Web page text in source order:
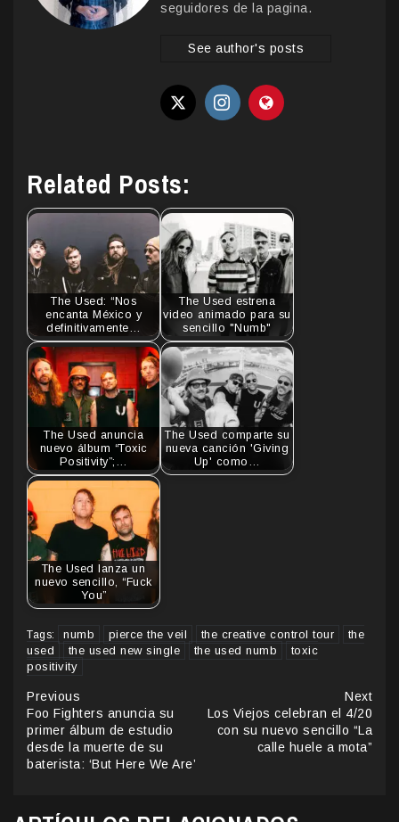
seguidores de la pagina.
See author's posts
Related Posts:
The Used: “Nos
encanta México y
definitivamente…
The Used estrena
video animado para su
sencillo "Numb"
The Used anuncia
nuevo álbum “Toxic
Positivity”;…
The Used comparte su
nueva canción 'Giving
Up' como…
The Used lanza un
nuevo sencillo, “Fuck
You”
Tags: numb pierce the veil the creative control tour
the
used
the used new single the used numb
toxic
positivity
Continue
Reading
Previous
Foo Fighters anuncia su
primer álbum de estudio
desde la muerte de su
baterista: ‘But Here We Are’
Next
Los Viejos celebran el 4/20
con su nuevo sencillo “La
calle huele a mota”